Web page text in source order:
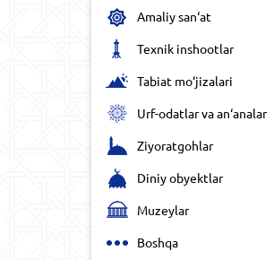
Amaliy san‘at
Texnik inshootlar
Tabiat mo‘jizalari
Urf-odatlar va an‘analar
Ziyoratgohlar
Diniy obyektlar
Muzeylar
Boshqa